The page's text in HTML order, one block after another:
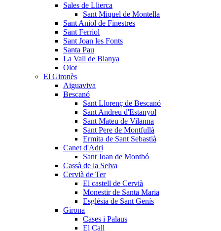
Sales de Llierca
Sant Miquel de Montella
Sant Aniol de Finestres
Sant Ferriol
Sant Joan les Fonts
Santa Pau
La Vall de Bianya
Olot
El Gironès
Aiguaviva
Bescanó
Sant Llorenç de Bescanó
Sant Andreu d'Estanyol
Sant Mateu de Vilanna
Sant Pere de Montfullà
Ermita de Sant Sebastià
Canet d'Adri
Sant Joan de Montbó
Cassà de la Selva
Cervià de Ter
El castell de Cervià
Monestir de Santa Maria
Església de Sant Genís
Girona
Cases i Palaus
El Call